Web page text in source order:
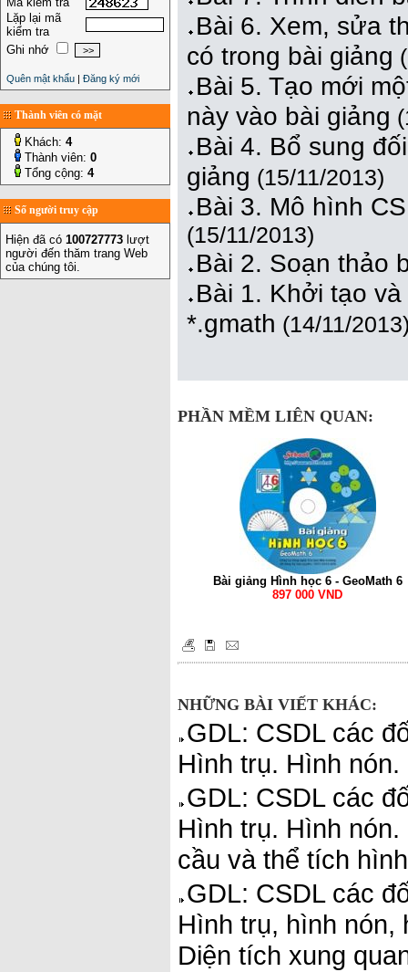
Lặp lại mã
kiểm tra
Ghi nhớ
Quên mật khẩu | Đăng ký mới
Thành viên có mặt
Khách: 4
Thành viên: 0
Tổng cộng: 4
Số người truy cập
Hiện đã có 100727773 lượt
người đến thăm trang Web
của chúng tôi.
Bài 6. Xem, sửa
có trong bài giảng
Bài 5. Tạo mới
này vào bài giảng
Bài 4. Bổ sung
giảng (15/11/2013)
Bài 3. Mô hình
(15/11/2013)
Bài 2. Soạn thảo
Bài 1. Khởi tạo
*.gmath (14/11/
PHẦN MỀM LIÊN QUAN:
Bài giảng Hình học 6 - GeoMath 6
897 000 VND
NHỮNG BÀI VIẾT KHÁC:
GDL: CSDL các
Hình trụ. Hình
GDL: CSDL các
Hình trụ. Hình
cầu và thể tích
GDL: CSDL các
Hình trụ, hình nón,
Diện tích xung